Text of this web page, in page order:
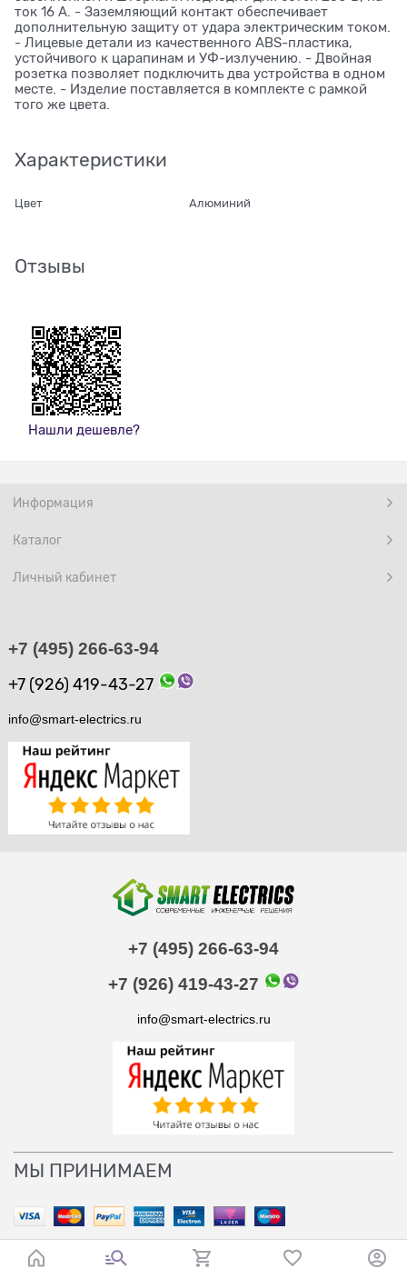
ток 16 А. - Заземляющий контакт обеспечивает
дополнительную защиту от удара электрическим током.
- Лицевые детали из качественного ABS-пластика,
устойчивого к царапинам и УФ-излучению. - Двойная
розетка позволяет подключить два устройства в одном
месте. - Изделие поставляется в комплекте с рамкой
того же цвета.
Характеристики
Цвет Алюминий
Отзывы
Нашли дешевле?
Информация
Каталог
Личный кабинет
+7 (495) 266-63-94
+7 (926) 419-43-27
info@smart-electrics.ru
+7 (495) 266-63-94
+7 (926) 419-43-27
info@smart-electrics.ru
МЫ ПРИНИМАЕМ